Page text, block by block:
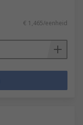
€ 1,465/eenheid